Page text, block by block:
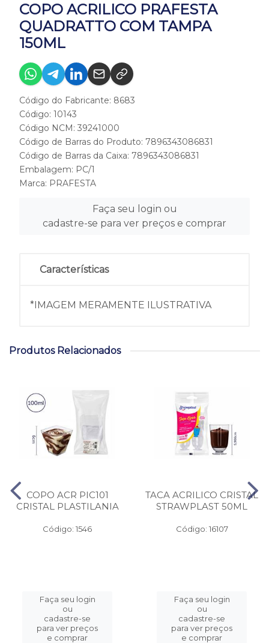
COPO ACRILICO PRAFESTA
QUADRATTO COM TAMPA
150ML
Código do Fabricante: 8683
Código: 10143
Código NCM: 39241000
Código de Barras do Produto: 7896343086831
Código de Barras da Caixa: 7896343086831
Embalagem: PC/1
Marca: PRAFESTA
Faça seu login ou
cadastre-se para ver preços e comprar
Características
*IMAGEM MERAMENTE ILUSTRATIVA
Produtos Relacionados
COPO ACR PIC101
CRISTAL PLASTILANIA
Código: 1546
Faça seu login
ou
cadastre-se
para ver preços
e comprar
TACA ACRILICO CRISTAL
STRAWPLAST 50ML
Código: 16107
Faça seu login
ou
cadastre-se
para ver preços
e comprar